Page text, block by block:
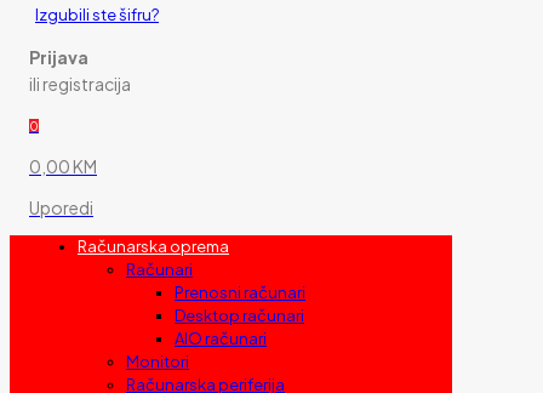
Izgubili ste šifru?
Prijava
ili registracija
0
0,00 KM
Uporedi
Računarska oprema
Računari
Prenosni računari
Desktop računari
AIO računari
Monitori
Računarska periferija